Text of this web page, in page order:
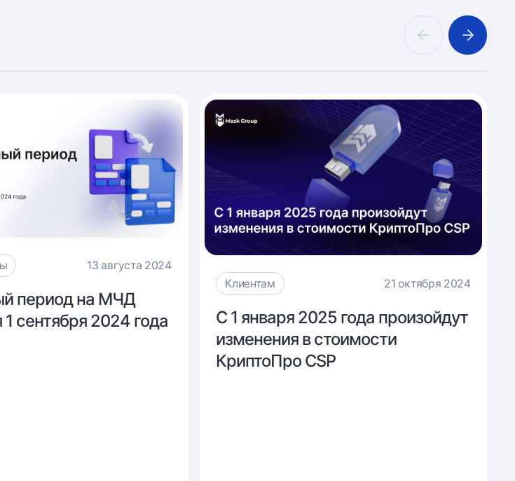
13 августа 2024
период на МЧД
1 сентября 2024 года
Клиентам 21 октября 2024
С
1
января
2025
С 1 января 2025 года произойдут
изменения в стоимости
КриптоПро CSP